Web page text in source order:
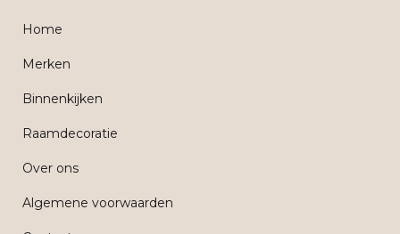
Home
Merken
Binnenkijken
Raamdecoratie
Over ons
Algemene voorwaarden